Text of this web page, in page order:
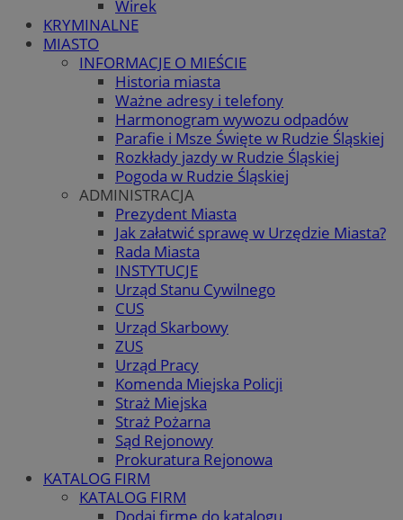
Wirek
KRYMINALNE
MIASTO
INFORMACJE O MIEŚCIE
Historia miasta
Ważne adresy i telefony
Harmonogram wywozu odpadów
Parafie i Msze Święte w Rudzie Śląskiej
Rozkłady jazdy w Rudzie Śląskiej
Pogoda w Rudzie Śląskiej
ADMINISTRACJA
Prezydent Miasta
Jak załatwić sprawę w Urzędzie Miasta?
Rada Miasta
INSTYTUCJE
Urząd Stanu Cywilnego
CUS
Urząd Skarbowy
ZUS
Urząd Pracy
Komenda Miejska Policji
Straż Miejska
Straż Pożarna
Sąd Rejonowy
Prokuratura Rejonowa
KATALOG FIRM
KATALOG FIRM